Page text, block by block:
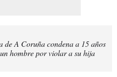
de A Coruña condena a 15 años
hombre por violar a su hija